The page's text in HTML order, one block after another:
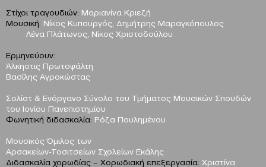
Στίχοι τραγουδιών: Μαριανίνα Κριεζή
Μουσική: Νίκος Κυπουργός, Δημήτρης Μαραγκόπουλος
Λένα Πλάτωνος, Νίκος Χριστοδούλου
Ερμηνεύουν:
Άλκηστις Πρωτοψάλτη
Βασίλης Αγροκώστας
Σολίστ & Ενόργανο Σύνολο του Τμήματος Μουσικών Σπουδών
του Ιονίου Πανεπιστημίου
Φωνητική διδασκαλία: Ρόζα Πουλημένου
Μουσικός Όμιλος των
Αρσακείων-Τοσιτσείων Σχολείων Εκάλης
Διδασκαλία χορωδίας – Χορωδιακή επεξεργασία: Χριστίνα